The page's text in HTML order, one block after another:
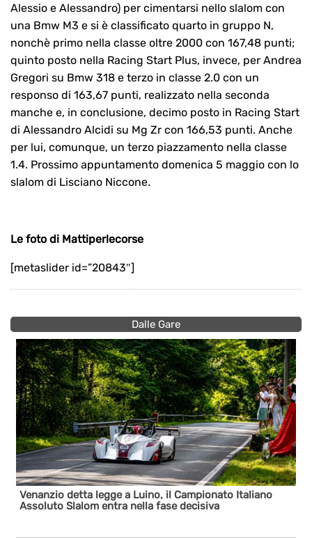
Alessio e Alessandro) per cimentarsi nello slalom con
una Bmw M3 e si è classificato quarto in gruppo N,
nonchè primo nella classe oltre 2000 con 167,48 punti;
quinto posto nella Racing Start Plus, invece, per Andrea
Gregori su Bmw 318 e terzo in classe 2.0 con un
responso di 163,67 punti, realizzato nella seconda
manche e, in conclusione, decimo posto in Racing Start
di Alessandro Alcidi su Mg Zr con 166,53 punti. Anche
per lui, comunque, un terzo piazzamento nella classe
1.4. Prossimo appuntamento domenica 5 maggio con lo
slalom di Lisciano Niccone.
Le foto di Mattiperlecorse
[metaslider id=”20843″]
Dalle Gare
Venanzio detta legge a Luino, il Campionato Italiano
Assoluto Slalom entra nella fase decisiva